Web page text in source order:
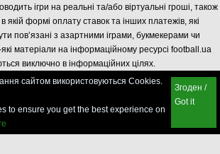
ігри на реальні та/або віртуальні гроші, також
якій формі оплату ставок та інших платежів, які
пов’язані з азартними іграми, букмекерами чи
матеріали на інформаційному ресурсі football.ua
виключно в інформаційних цілях.
сайтом використовуються Cookies.
to ensure you get the best experience on
Згоден /
Got it